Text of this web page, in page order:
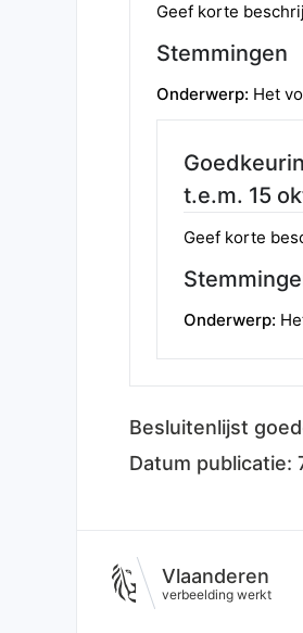
Geef korte
Stemmingen
Onderwerp: Het
t.e.m. 15
Geef korte
Onderwerp:
Besluitenlijst
Datum publicatie:
Vlaanderen
verbeelding werkt